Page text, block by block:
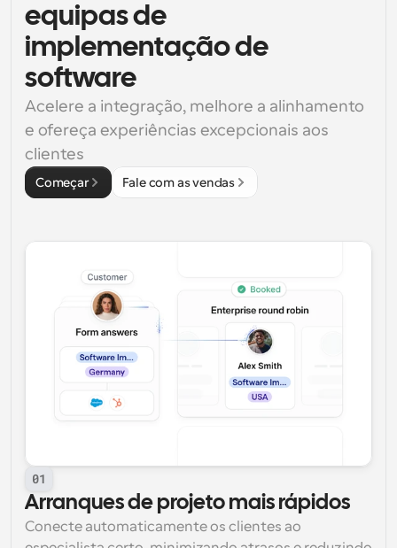
equipas de
implementação de
software
Acelere a integração, melhore a alinhamento
e ofereça experiências excepcionais aos
clientes
Começar Fale com as vendas
01
Arranques de projeto mais rápidos
Conecte automaticamente os clientes ao